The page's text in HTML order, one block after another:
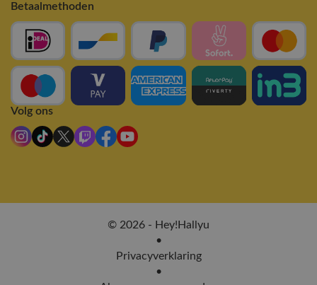
Betaalmethoden
Volg ons
© 2026 - Hey!Hallyu
•
Privacyverklaring
•